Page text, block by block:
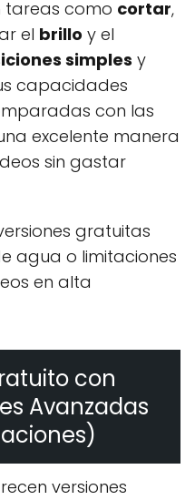
tareas como cortar,
el brillo y el
simples y
capacidades
con las
excelente manera
sin gastar
gratuitas
agua o limitaciones
en alta
con
Avanzadas
versiones